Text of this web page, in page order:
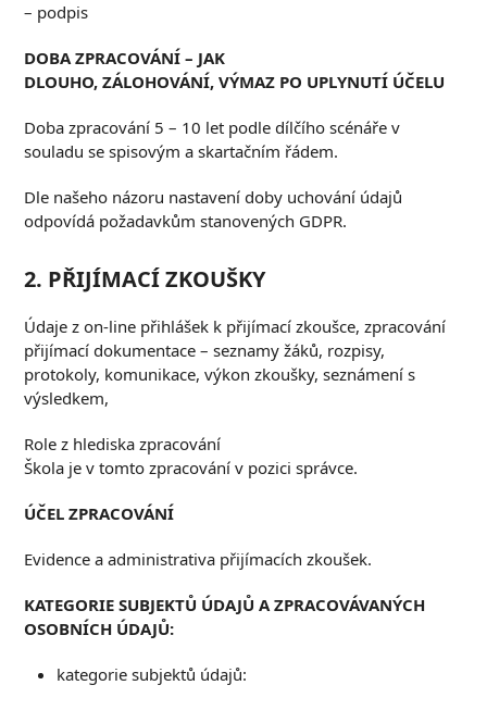
– podpis
DOBA ZPRACOVÁNÍ– JAK
DLOUHO,ZÁLOHOVÁNÍ,VÝMAZ PO UPLYNUTÍ ÚČELU
Doba zpracování 5 – 10 let podle dílčího scénáře v
souladu se spisovým a skartačním řádem.
Dle našeho názoru nastavení doby uchování údajů
odpovídá požadavkům stanovených GDPR.
2. PŘIJÍMACÍ ZKOUŠKY
Údaje z on-line přihlášek k přijímací zkoušce, zpracování
přijímací dokumentace – seznamy žáků, rozpisy,
protokoly, komunikace, výkon zkoušky, seznámení s
výsledkem,
Role z hlediska zpracování
Škola je v tomto zpracování v pozici správce.
ÚČEL ZPRACOVÁNÍ
Evidence a administrativa přijímacích zkoušek.
KATEGORIE SUBJEKTŮ ÚDAJŮ A ZPRACOVÁVANÝCH
OSOBNÍCH ÚDAJŮ:
kategorie subjektů údajů: